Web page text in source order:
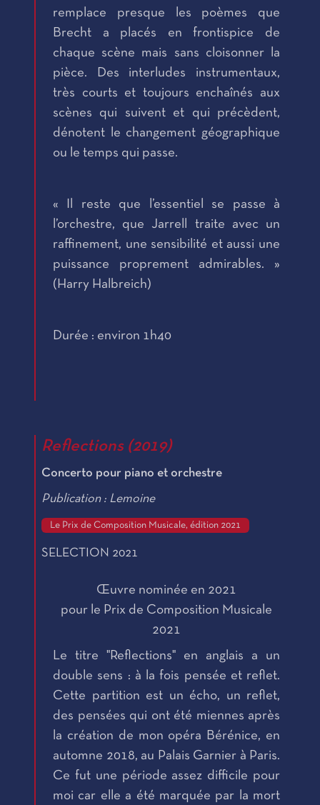
remplace presque les poèmes que
Brecht a placés en frontispice de
chaque scène mais sans cloisonner la
pièce. Des interludes instrumentaux,
très courts et toujours enchaînés aux
scènes qui suivent et qui précèdent,
dénotent le changement géographique
ou le temps qui passe.
« Il reste que l’essentiel se passe à
l’orchestre, que Jarrell traite avec un
raffinement, une sensibilité et aussi une
puissance proprement admirables. »
(Harry Halbreich)
Durée : environ 1h40
Reflections (2019)
Concerto pour piano et orchestre
Publication : Lemoine
Le Prix de Composition Musicale, édition 2021
SELECTION 2021
Œuvre nominée en 2021
pour le Prix de Composition Musicale
2021
Le titre "Reflections" en anglais a un
double sens : à la fois pensée et reflet.
Cette partition est un écho, un reflet,
des pensées qui ont été miennes après
la création de mon opéra Bérénice, en
automne 2018, au Palais Garnier à Paris.
Ce fut une période assez difficile pour
moi car elle a été marquée par la mort